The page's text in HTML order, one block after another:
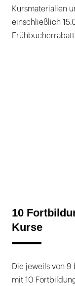
Kursmaterialien
einschließlich
10
Kurse
Die jeweils von
mit 10